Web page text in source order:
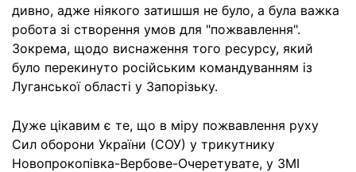
дивно, адже ніякого затишшя не було, а була важка
робота зі створення умов для "пожвавлення".
Зокрема, щодо виснаження того ресурсу, який
було перекинуто російським командуванням із
Луганської області у Запорізьку.
Дуже цікавим є те, що в міру пожвавлення руху
Сил оборони України (СОУ) у трикутнику
Новопрокопівка-Вербове-Очеретувате, у ЗМІ